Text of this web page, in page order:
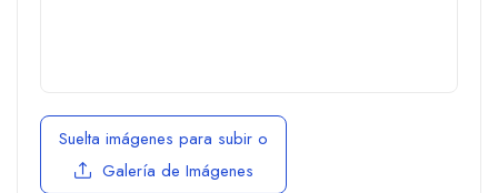
Suelta imágenes para subir o
Galería de Imágenes